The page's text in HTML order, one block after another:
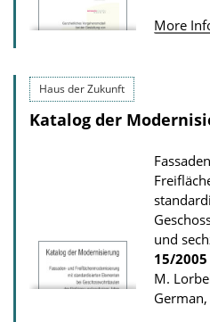
o
s
u
i
a
t
i
o
n
D
More
Haus der Zukunft
Katalog der
und
15/2005
M.